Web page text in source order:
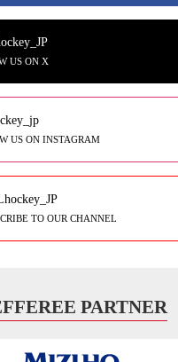
US ON X
US ON INSTAGRAM
TO OUR CHANNEL
PARTNER